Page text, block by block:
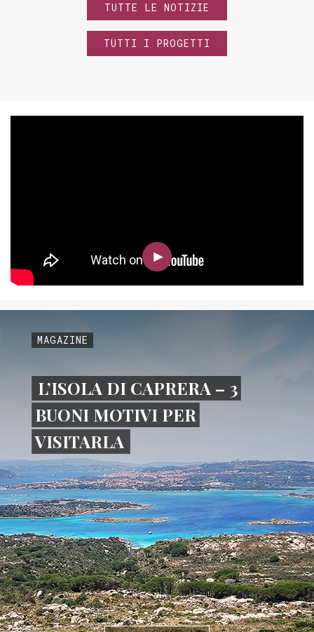
TUTTE LE NOTIZIE
TUTTI I PROGETTI
MAGAZINE
L’ISOLA DI CAPRERA – 3
BUONI MOTIVI PER
VISITARLA